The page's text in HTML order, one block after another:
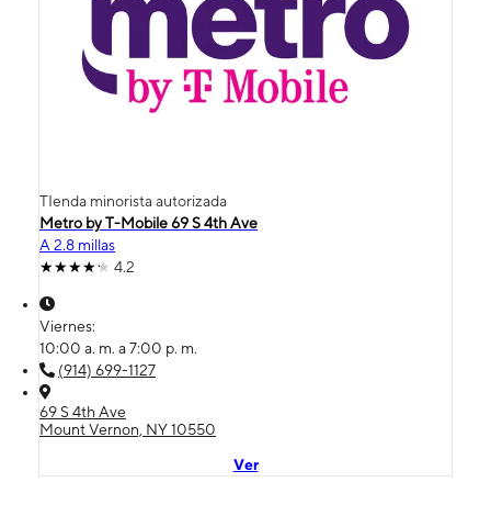
TIenda minorista autorizada
Metro by T-Mobile 69 S 4th Ave
A 2.8 millas
4.2
Viernes:
10:00 a. m. a 7:00 p. m.
(914) 699-1127
69 S 4th Ave
Mount Vernon, NY 10550
Ver